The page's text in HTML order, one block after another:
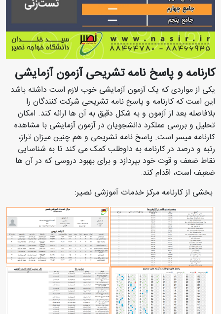
کارنامه و پاسخ نامه تشریحی آزمون آزمایشی
یکی از مواردی که یک آزمون آزمایشی خوب لازم است داشته باشد
این است که کارنامه و پاسخ نامه تشریحی شرکت کنندگان را
بلافاصله بعد از آزمون و به شکل دقیق به آن ها ارائه کند. امکان
تحلیل و بررسی عملکرد دانشجویان در آزمون آزمایشی با مشاهده
کارنامه میسر است. پاسخ نامه تشریحی و هم چنین میزان تراز،
رتبه و درصد در کارنامه به داوطلب کمک می کند تا به شناسایی
نقاط ضعف و قوت خود بپردازد و برای بهبود دروسی که در آن ها
ضعیف است، اقدام کند.
بخشی از کارنامه مرکز خدمات آموزشی نصیر: